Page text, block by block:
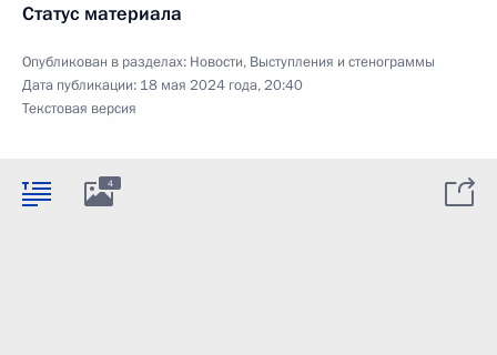
Статус материала
Опубликован в разделах: Новости, Выступления и стенограммы
Дата публикации: 18 мая 2024 года, 20:40
Текстовая версия
4